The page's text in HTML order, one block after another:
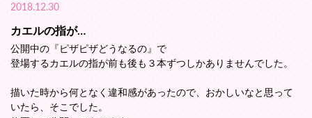
2018.12.30
カエルの指が…
公開中の『ピザピザどうなるの』で
登場するカエルの指が前も後も３本ずつしかありませんでした。
描いた時から何となく違和感があったので、おかしいなと思って
いたら、そこでした。